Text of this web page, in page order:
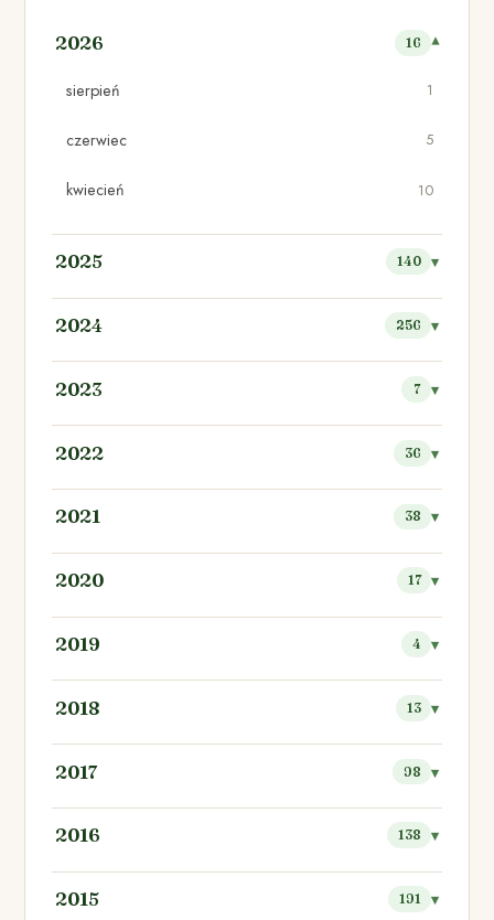
2026 16
sierpień 1
czerwiec 5
kwiecień 10
2025 140
2024 256
2023 7
2022 36
2021 38
2020 17
2019 4
2018 13
2017 98
2016 138
2015 191